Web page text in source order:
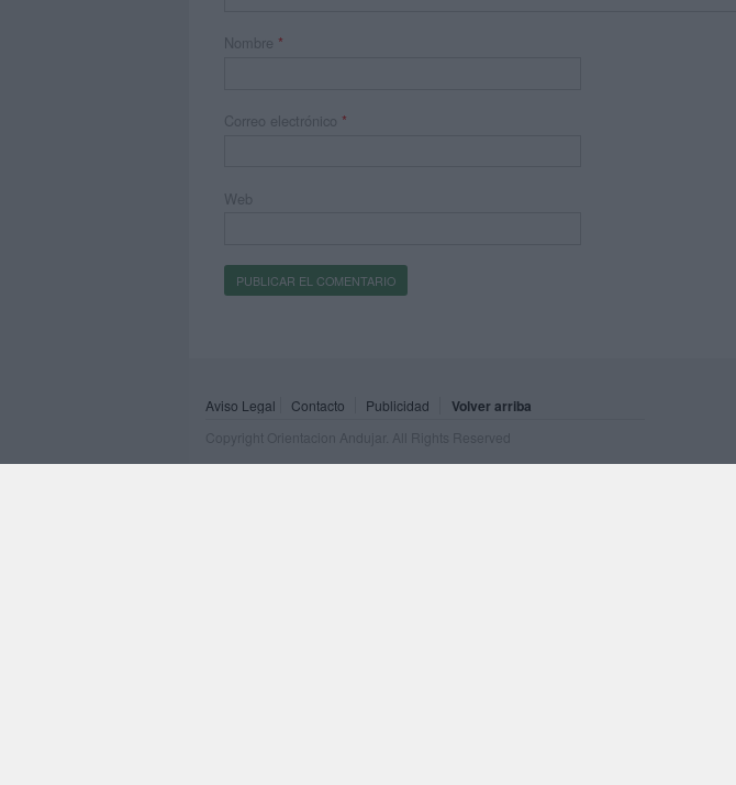
Nombre *
Correo electrónico *
Web
Aviso Legal Contacto Publicidad Volver arriba